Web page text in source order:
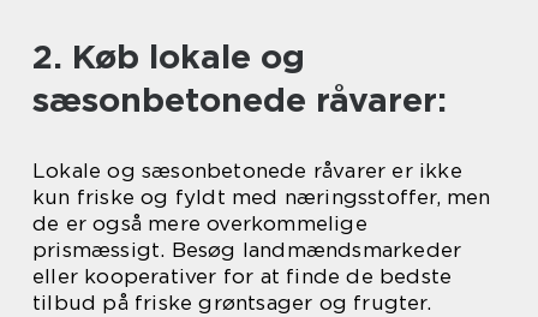
2. Køb lokale og
sæsonbetonede råvarer:
Lokale og sæsonbetonede råvarer er ikke
kun friske og fyldt med næringsstoffer, men
de er også mere overkommelige
prismæssigt. Besøg landmændsmarkeder
eller kooperativer for at finde de bedste
tilbud på friske grøntsager og frugter.